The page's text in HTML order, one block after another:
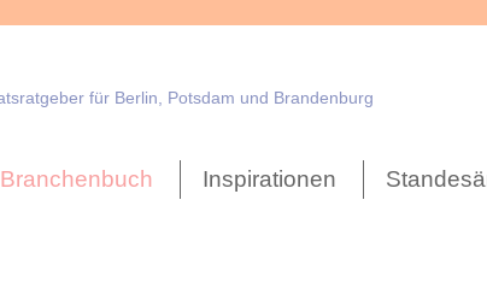
Branchenbuch Inspirationen